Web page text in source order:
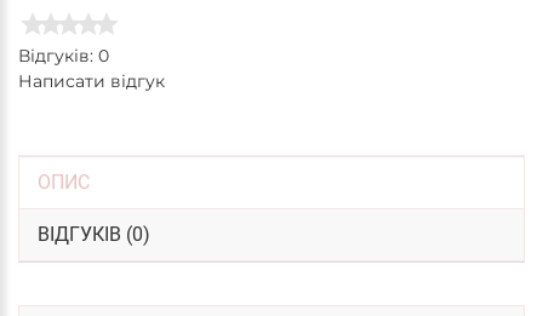
Відгуків: 0
Написати відгук
ОПИС
ВІДГУКІВ (0)